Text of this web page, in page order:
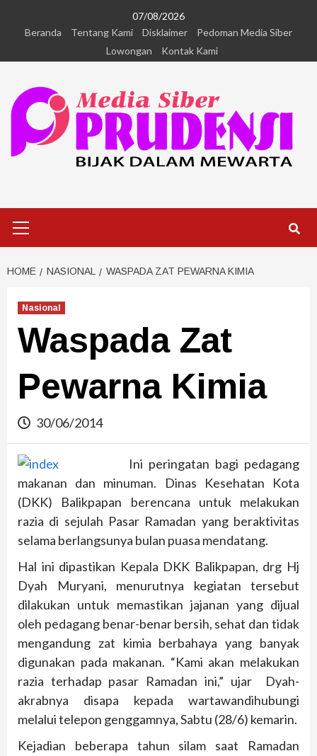
07/08/2026
Beranda
Tentang Kami Disklaimer
Pedoman Media Siber
Lowongan
Kontak Kami
HOME NASIONAL WASPADA ZAT PEWARNA KIMIA
Nasional
Waspada Zat
Pewarna Kimia
30/06/2014
Ini peringatan bagi pedagang
makanan dan minuman. Dinas Kesehatan Kota
(DKK) Balikpapan berencana untuk melakukan
razia di sejulah Pasar Ramadan yang beraktivitas
selama berlangsunya bulan puasa mendatang.
Hal ini dipastikan Kepala DKK Balikpapan, drg Hj
Dyah Muryani, menurutnya kegiatan tersebut
dilakukan untuk memastikan jajanan yang dijual
oleh pedagang benar-benar bersih, sehat dan tidak
mengandung zat kimia berbahaya yang banyak
digunakan pada makanan. “Kami akan melakukan
razia terhadap pasar Ramadan ini,” ujar Dyah-
akrabnya disapa kepada wartawandihubungi
melalui telepon genggamnya, Sabtu (28/6) kemarin.
Kejadian beberapa tahun silam saat Ramadan